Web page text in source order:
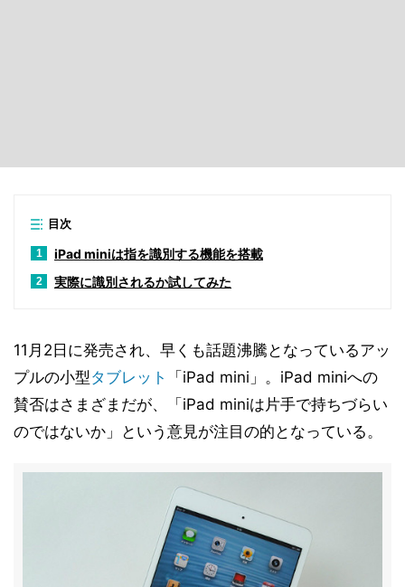
目次
1 iPad miniは指を識別する機能を搭載
2 実際に識別されるか試してみた
11月2日に発売され、早くも話題沸騰となっているアッ
プルの小型タブレット
「iPad mini」。iPad miniへの
賛否はさまざまだが、「iPad miniは片手で持ちづらい
のではないか」という意見が注目の的となっている。